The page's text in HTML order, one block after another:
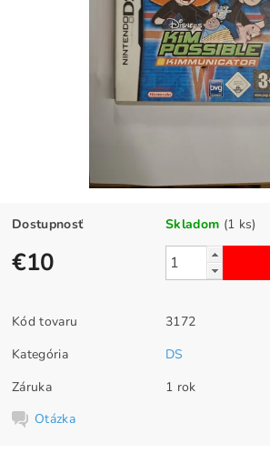
Dostupnosť Skladom (1 ks)
€10
Kód tovaru
3172
Kategória
DS
Záruka
1 rok
Otázka